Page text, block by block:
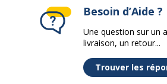
Besoin d’Aide ?
Une question sur un
livraison, un retour...
Trouver les